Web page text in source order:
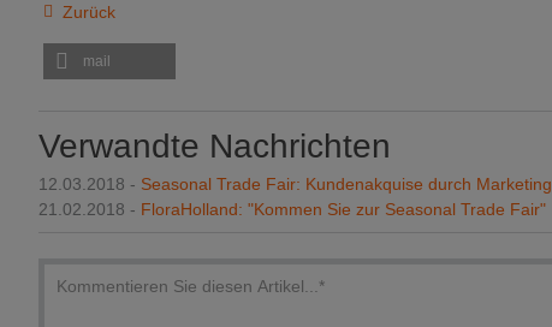
Zurück
mail
Verwandte Nachrichten
12.03.2018 - Seasonal Trade Fair: Kundenakquise durch Marketing
21.02.2018 - FloraHolland: "Kommen Sie zur Seasonal Trade Fair"